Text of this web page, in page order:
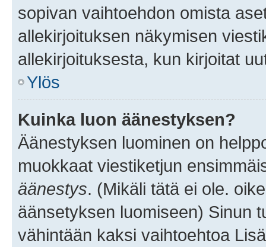
sopivan vaihtoehdon omista
allekirjoituksen näkymisen
allekirjoituksesta, kun kirjoitat
Ylös
Kuinka luon äänestyksen?
Äänestyksen luominen on
muokkaat viestiketjun
äänestys. (Mikäli tätä ei ole.
äänsetyksen luomiseen) Sinun
vähintään kaksi vaihtoehtoa